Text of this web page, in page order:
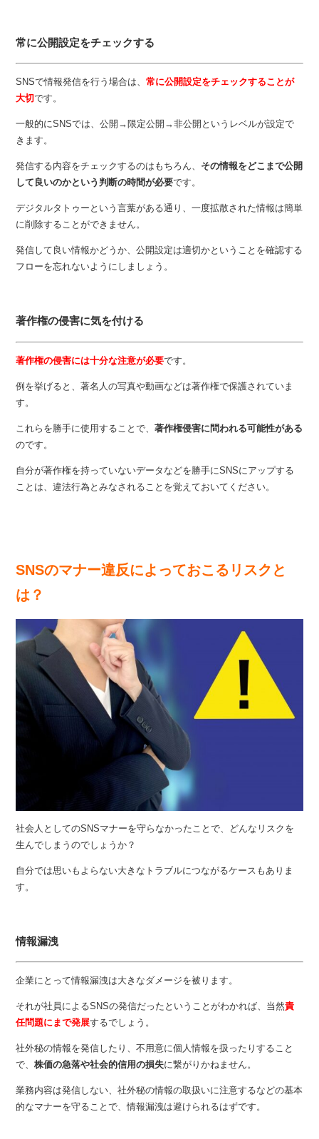
常に公開設定をチェックする
SNSで情報発信を行う場合は、常に公開設定をチェックすることが
大切です。
一般的にSNSでは、公開→限定公開→非公開というレベルが設定で
きます。
発信する内容をチェックするのはもちろん、 その情報をどこまで公開
して良いのかという判断の時間が必要です。
デジタルタトゥーという言葉がある通り、一度拡散された情報は簡単
に削除することができません。
発信して良い情報かどうか、公開設定は適切かということを確認する
フローを忘れないようにしましょう。
著作権の侵害に気を付ける
著作権の侵害には十分な注意が必要です。
例を挙げると、著名人の写真や動画などは著作権で保護されていま
す。
これらを勝手に使用することで、著作権侵害に問われる可能性がある
のです。
自分が著作権を持っていないデータなどを勝手にSNSにアップする
ことは、違法行為とみなされることを覚えておいてください。
SNSのマナー違反によっておこるリスクと
は？
社会人としてのSNSマナーを守らなかったことで、どんなリスクを
生んでしまうのでしょうか？
自分では思いもよらない大きなトラブルにつながるケースもありま
す。
情報漏洩
企業にとって情報漏洩は大きなダメージを被ります。
それが社員によるSNSの発信だったということがわかれば、当然責
任問題にまで発展するでしょう。
社外秘の情報を発信したり、不用意に個人情報を扱ったりすること
で、株価の急落や社会的信用の損失に繋がりかねません。
業務内容は発信しない、社外秘の情報の取扱いに注意するなどの基本
的なマナーを守ることで、情報漏洩は避けられるはずです。